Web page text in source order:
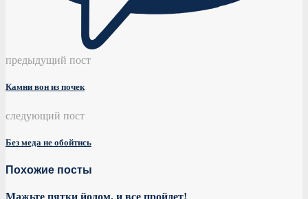
предыдущий пост
Камни вон из почек
следующий пост
Без меда не обойтись
Похожие посты
Мажьте пятки йодом, и все пройдет!